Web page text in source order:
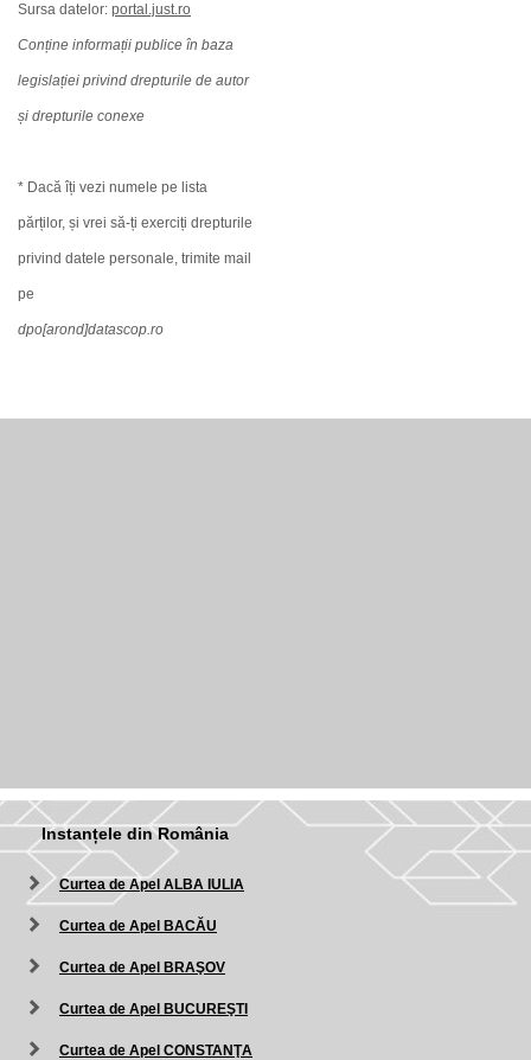
Sursa datelor: portal.just.ro
Conține informații publice în baza
legislației privind drepturile de autor
și drepturile conexe
* Dacă îți vezi numele pe lista
părților, și vrei să-ți exerciți drepturile
privind datele personale, trimite mail
pe
dpo[arond]datascop.ro
Instanțele din România
Curtea de Apel ALBA IULIA
Curtea de Apel BACĂU
Curtea de Apel BRAŞOV
Curtea de Apel BUCUREŞTI
Curtea de Apel CONSTANŢA